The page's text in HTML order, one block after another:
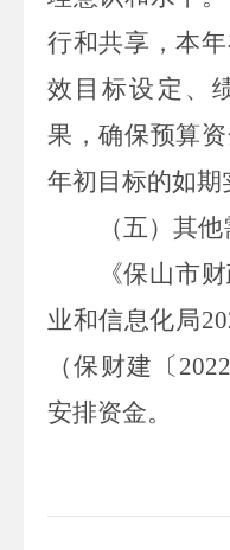
行和共享，本
效目标设定、
果，确保预算
年初目标的如期
（五）其
《保山市
业和信息化局
（保财建〔 2022
安排资金。